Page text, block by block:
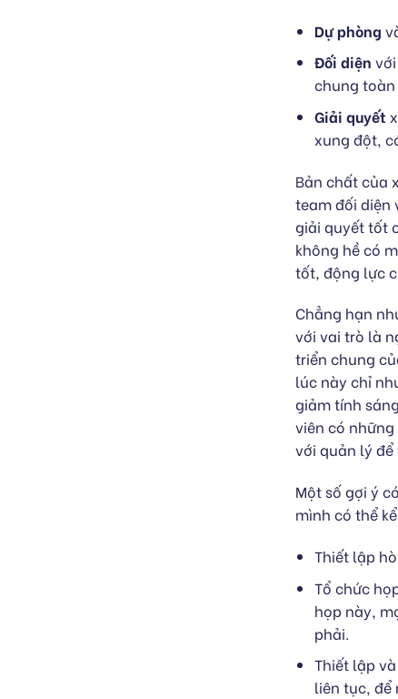
Dự phòng
Đối diện
chung
Giải quyết
xung đột,
Bản chất của
team đối diện
giải quyết tốt
không hề có
tốt, động lực
Chẳng hạn
với vai trò là
triển chung
lúc này chỉ
giảm tính
viên có
với quản lý
Một số gợi ý
mình có thể
Thiết lập
Tổ chức
họp này,
phải.
Thiết lập
liên tục, để